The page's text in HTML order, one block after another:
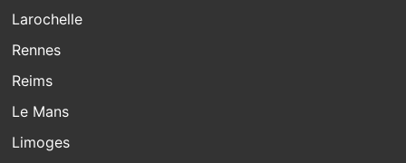
Larochelle
Rennes
Reims
Le Mans
Limoges